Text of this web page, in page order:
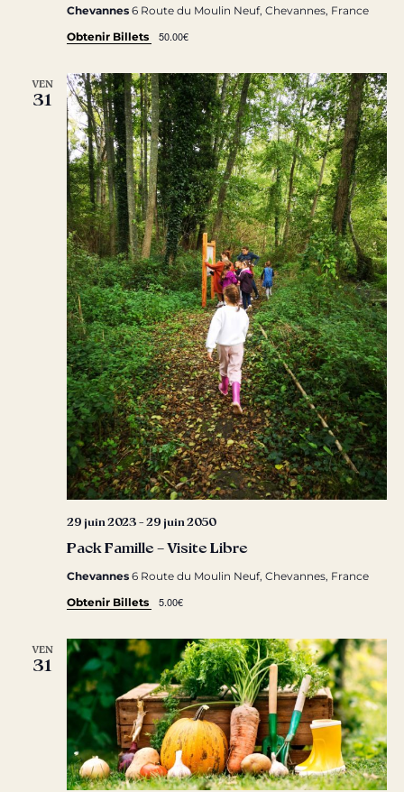
Chevannes 6 Route du Moulin Neuf, Chevannes, France
Obtenir Billets
50.00€
VEN
31
Pack Famille – Visite Libre
29 juin 2023 - 29 juin 2050
Chevannes 6 Route du Moulin Neuf, Chevannes, France
Obtenir Billets
5.00€
VEN
31